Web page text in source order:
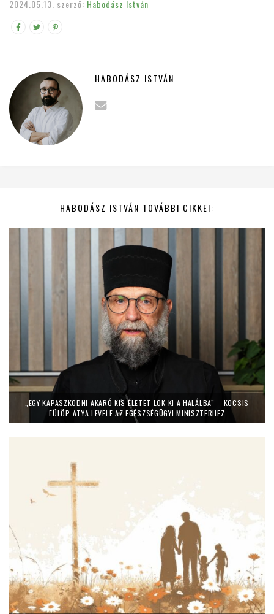
2024.05.13. szerző: Habodász István
HABODÁSZ ISTVÁN
HABODÁSZ ISTVÁN TOVÁBBI CIKKEI:
„EGY KAPASZKODNI AKARÓ KIS ÉLETET LÖK KI A HALÁLBA” – KOCSIS
FÜLÖP ATYA LEVELE AZ EGÉSZSÉGÜGYI MINISZTERHEZ